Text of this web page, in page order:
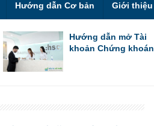
Hướng dẫn Cơ bản Giới thiệu
Hướng dẫn mở Tài
khoản Chứng khoán